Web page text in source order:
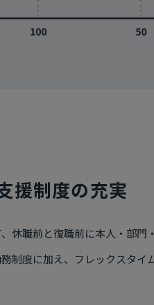
援制度の充実
休職前と復職前に本人・部
制度に加え、フレックスタ